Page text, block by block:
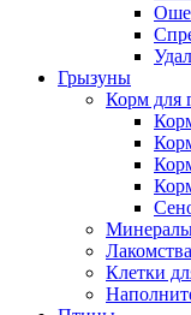
Грызуны
Корм для
Клетки